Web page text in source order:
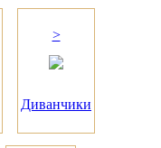
>
Диванчики